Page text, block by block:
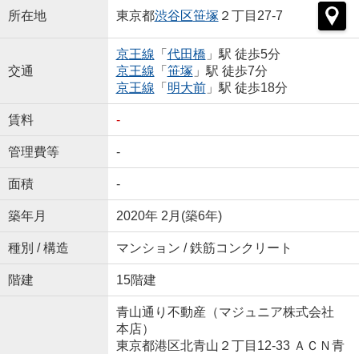
所在地 東京都渋谷区笹塚 ２丁目27-7
交通
京王線 「 代田橋 」駅 徒歩5分
京王線 「 笹塚 」駅 徒歩7分
京王線 「 明大前」駅 徒歩18分
賃料 -
管理費等 -
面積 -
築年月 2020年 2月(築6年)
種別 / 構造 マンション / 鉄筋コンクリート
階建 15階建
青山通り不動産（マジュニア株式会社
本店）
東京都港区北青山２丁目12-33 ＡＣＮ青